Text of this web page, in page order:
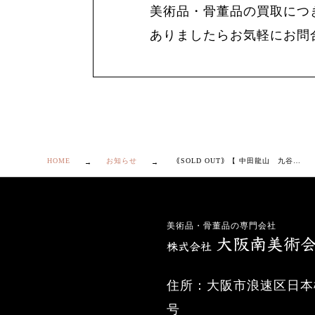
美術品・骨董品の買取に
ありましたらお気軽にお
HOME お知らせ
美術品・骨董品の専門会社
住所：大阪市浪速区日
号